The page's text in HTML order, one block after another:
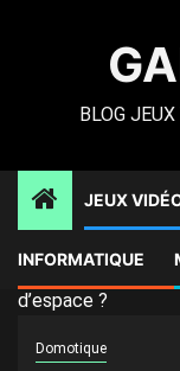
BLOG
JEUX
INFORMATIQUE
compacte est
d’espace ?
Domotique